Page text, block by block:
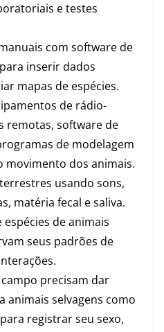
e testes
com software de
inserir dados
mapas de espécies.
de rádio-
remotas, software de
de modelagem
movimento dos animais.
usando sons,
matéria fecal e saliva.
espécies de animais
seus padrões de
precisam dar
animais selvagens como
registrar seu sexo,